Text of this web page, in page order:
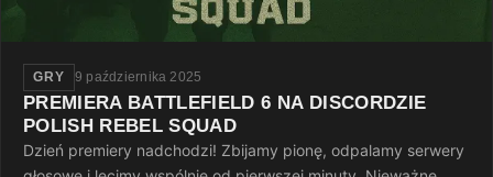
GRY 9 października 2025
PREMIERA BATTLEFIELD 6 NA DISCORDZIE
POLISH REBEL SQUAD
Dzień premiery nadchodzi! Zbijamy pionę, odpalamy serwery